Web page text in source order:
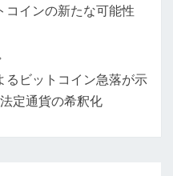
コインの新たな可能性
るビットコイン急落が示
定通貨の希釈化